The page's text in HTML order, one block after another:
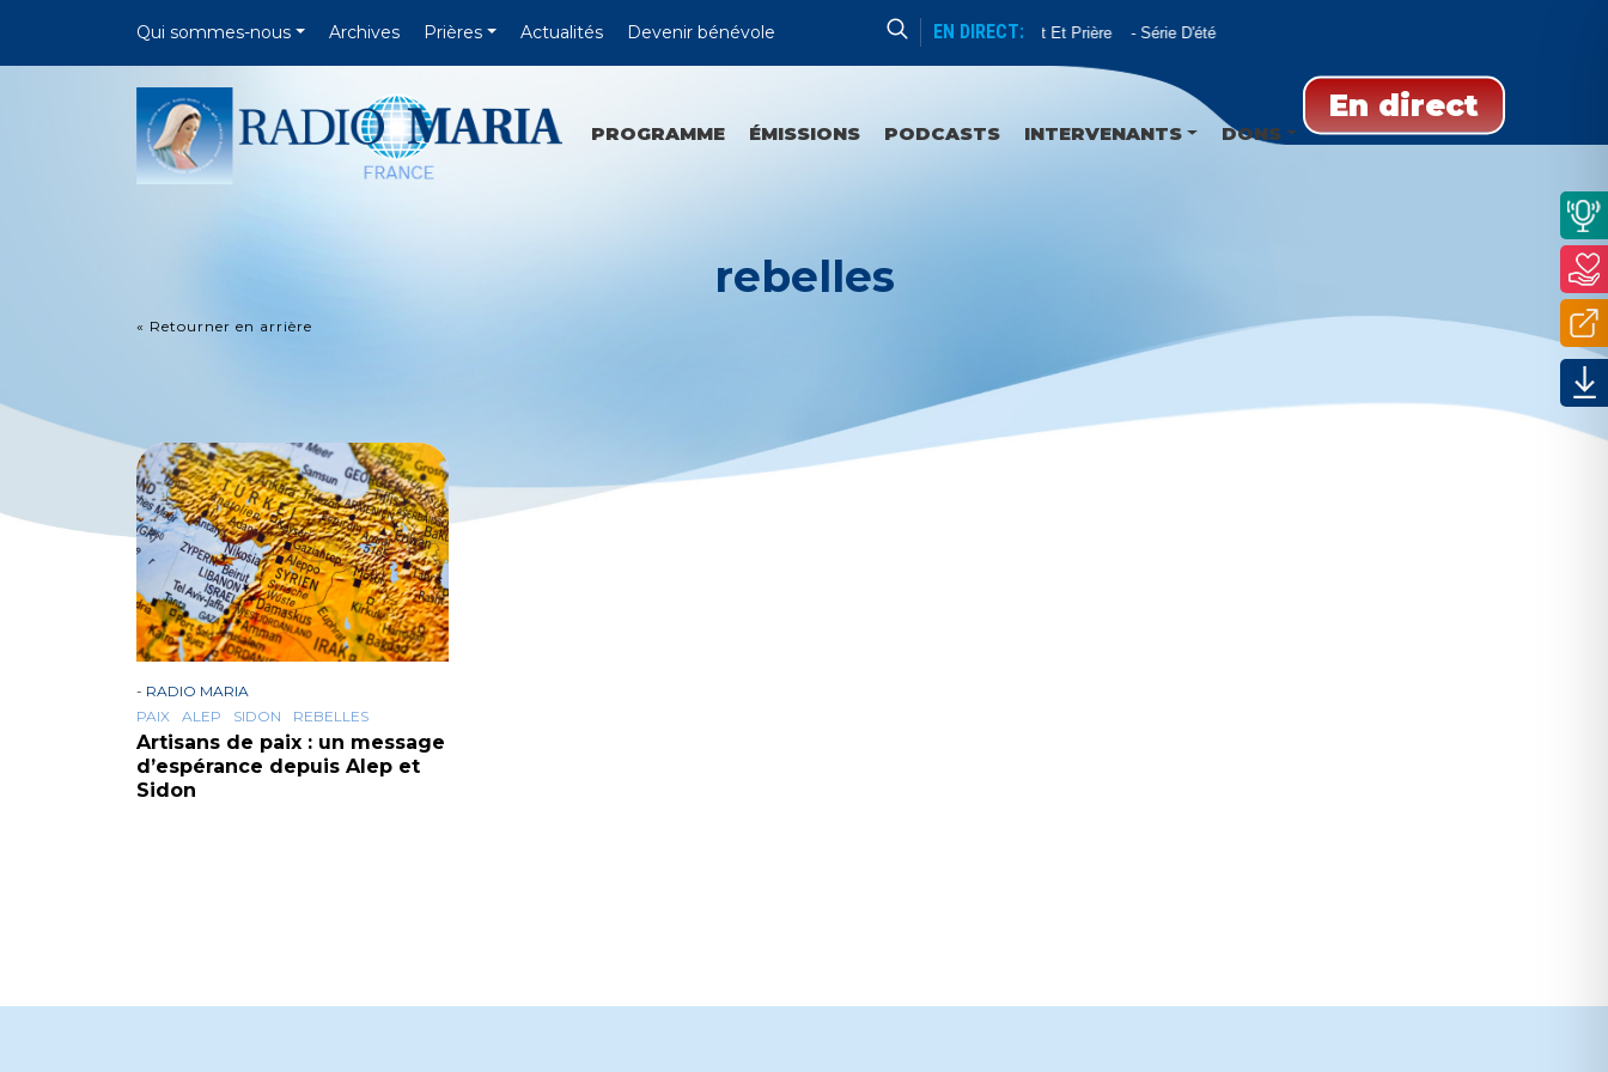
Qui sommes-nous Archives Prières Actualités Devenir bénévole EN DIRECT:
Enseignement Et Prière Série D'été
En direct
PROGRAMME ÉMISSIONS PODCASTS INTERVENANTS DONS
rebelles
« Retourner en arrière
- RADIO MARIA
PAIX
ALEP SIDON REBELLES
Artisans de paix : un message
d’espérance depuis Alep et
Sidon